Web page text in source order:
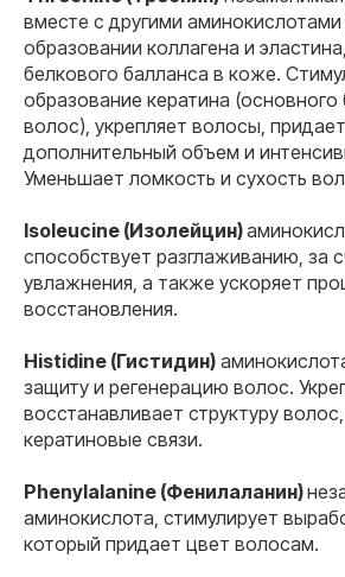
вместе с другими аминокислотами
образовании коллагена и
белкового балланса в коже.
образование кератина (основного
волос), укрепляет волосы,
дополнительный объем и
Уменьшает ломкость и сухость
Isoleucine (Изолейцин)
способствует разглаживанию, за
увлажнения, а также ускоряет
восстановления.
Histidine (Гистидин)
защиту и регенерацию волос.
восстанавливает структуру
кератиновые связи.
Phenylalanine (Фенилаланин)
аминокислота, стимулирует
который придает цвет волосам.